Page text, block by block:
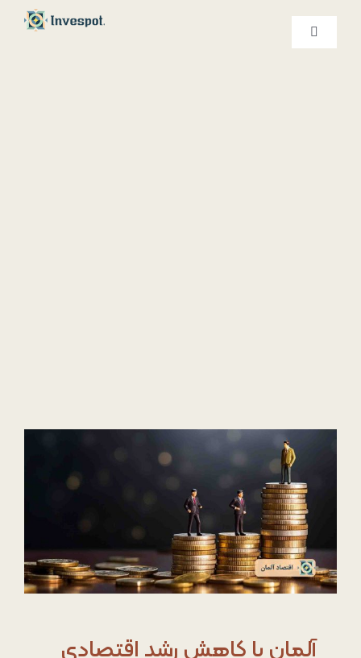
Skip
کنترلر
آلمان با کاهش رشد اقتصادی